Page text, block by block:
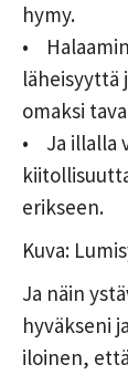
hymy.
•
läheisyyttä
omaksi
• Ja illalla
erikseen.
Kuva:
Ja näin
hyväkseni
iloinen,